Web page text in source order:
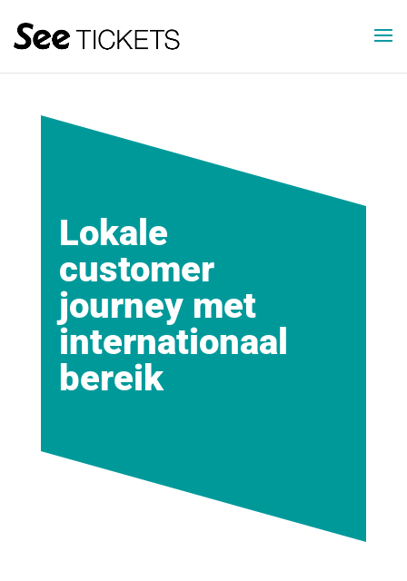
Lokale
customer
journey met
internationaal
bereik